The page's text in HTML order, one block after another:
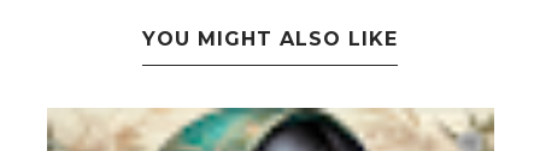
YOU MIGHT ALSO LIKE